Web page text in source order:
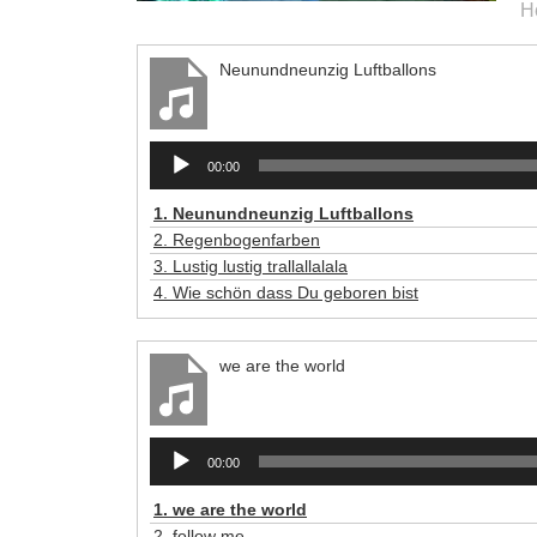
Neunundneunzig Luftballons
Audio-
Player
00:00
1. Neunundneunzig Luftballons
2. Regenbogenfarben
3. Lustig lustig trallallalala
4. Wie schön dass Du geboren bist
we are the world
Audio-
Player
00:00
1. we are the world